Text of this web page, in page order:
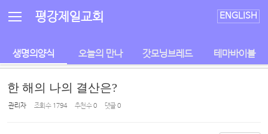
평강제일교회 ENGLISH
생명의양식 오늘의 만나 갓모닝브레드 테마바이블
한 해의 나의 결산은?
관리자 조회 수 1794 추천 수0 댓글0